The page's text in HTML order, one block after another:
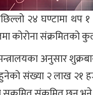
२४ घण्टामा थप
कोरोना संक्रमितको
अनुसार
संख्या २ लाख